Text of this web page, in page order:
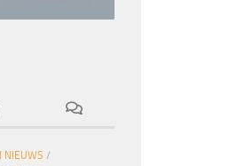
NIEUWS /